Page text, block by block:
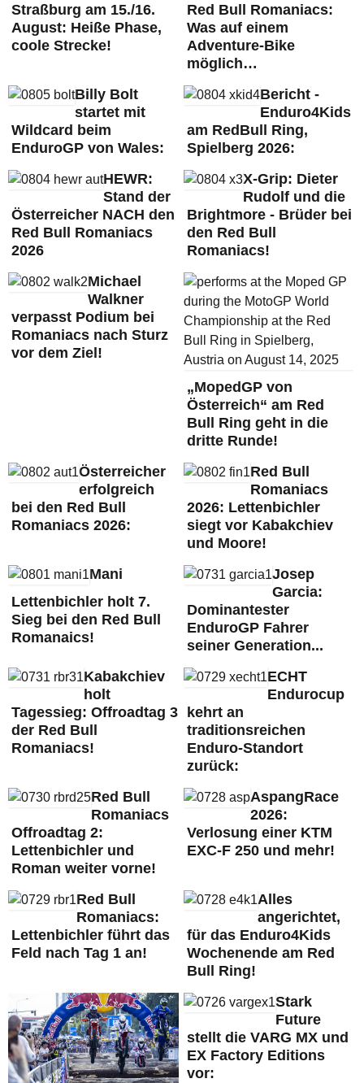
Straßburg am 15./16.
August: Heiße Phase,
coole Strecke!
Red Bull Romaniacs:
Was auf einem
Adventure-Bike
möglich…
Billy Bolt
startet mit
Wildcard beim
EnduroGP von Wales:
Bericht -
Enduro4Kids
am RedBull Ring,
Spielberg 2026:
HEWR:
Stand der
Österreicher NACH den
Red Bull Romaniacs
2026
X-Grip: Dieter
Rudolf und die
Brightmore - Brüder bei
den Red Bull
Romaniacs!
Michael
Walkner
verpasst Podium bei
Romaniacs nach Sturz
vor dem Ziel!
„MopedGP von
Österreich“ am Red
Bull Ring geht in die
dritte Runde!
Österreicher
erfolgreich
bei den Red Bull
Romaniacs 2026:
Red Bull
Romaniacs
2026: Lettenbichler
siegt vor Kabakchiev
und Moore!
Mani
Lettenbichler holt 7.
Sieg bei den Red Bull
Romanaics!
Josep
Garcia:
Dominantester
EnduroGP Fahrer
seiner Generation...
Kabakchiev
holt
Tagessieg: Offroadtag 3
der Red Bull
Romaniacs!
ECHT
Endurocup
kehrt an
traditionsreichen
Enduro-Standort
zurück:
Red Bull
Romaniacs
Offroadtag 2:
Lettenbichler und
Roman weiter vorne!
AspangRace
2026:
Verlosung einer KTM
EXC-F 250 und mehr!
Red Bull
Romaniacs:
Lettenbichler führt das
Feld nach Tag 1 an!
Alles
angerichtet,
für das Enduro4Kids
Wochenende am Red
Bull Ring!
Stark
Future
stellt die VARG MX und
EX Factory Editions
vor: